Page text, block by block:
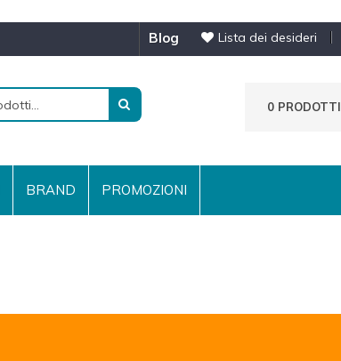
Lista dei desideri
blog
0 PRODOTTI
BRAND PROMOZIONI